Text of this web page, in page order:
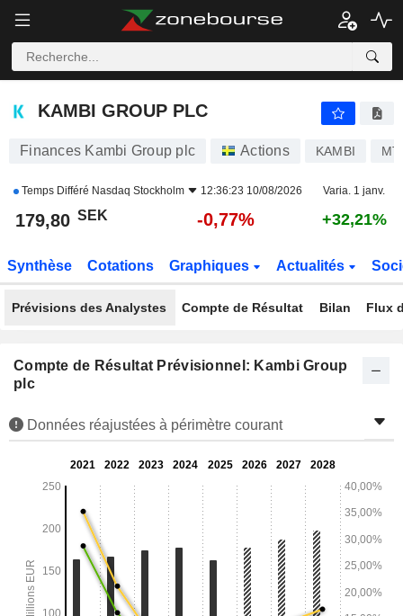
KAMBI GROUP PLC
KAMBI GROUP PLC
Finances Kambi Group plc Actions KAMBI
Temps Différé Nasdaq Stockholm 12:36:23 10/08/2026 Varia. 1 janv.
179,80 SEK -0,77% +32,21%
Synthèse Cotations Graphiques Actualités
Prévisions des Analystes Compte de Résultat Bilan Flux
Compte de Résultat Prévisionnel: Kambi Group
plc
Données réajustées à périmètre courant